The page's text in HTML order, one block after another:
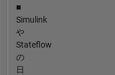
■
Simulink
や
Stateflow
の
日